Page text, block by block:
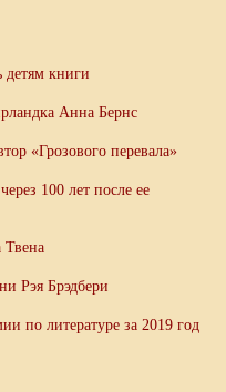
детям книги
Анна Бернс
«Грозового перевала»
100 лет после ее
Твена
Рэя Брэдбери
по литературе за 2019 год